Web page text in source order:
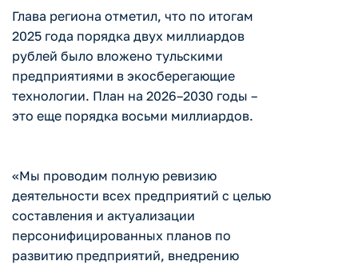
Глава региона отметил, что по итогам
2025 года порядка двух миллиардов
рублей было вложено тульскими
предприятиями в экосберегающие
технологии. План на 2026–2030 годы –
это еще порядка восьми миллиардов.
«Мы проводим полную ревизию
деятельности всех предприятий с целью
составления и актуализации
персонифицированных планов по
развитию предприятий, внедрению